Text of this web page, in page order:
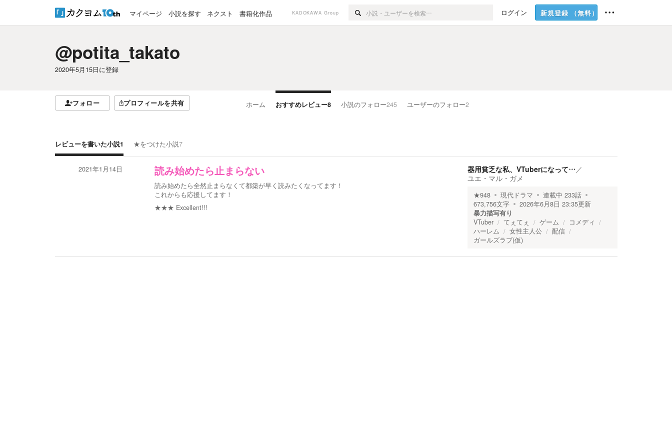
マイページ 小説を探す ネクスト 書籍化作品 KADOKAWA Group ログイン 新規登録 （無料）
@potita_takato
2020年5月15日に登録
フォロー プロフィールを共有 ホーム おすすめレビュー8 小説のフォロー245 ユーザーのフォロー2
レビューを書いた小説1 ★をつけた小説7
2021年1月14日 読み始めたら止まらない
読み始めたら全然止まらなくて都築が早く読みたくなってます！
これからも応援してます！
★★★ Excellent!!!
器用貧乏な私、VTuberになって…／
ユエ・マル・ガメ
★948 現代ドラマ 連載中 233話
673,756文字 2026年6月8日 23:35更新
暴力描写有り
VTuber
てぇてぇ ゲーム
コメディ
ハーレム
女性主人公
配信
ガールズラブ(仮)